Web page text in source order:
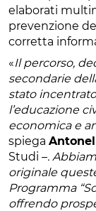
elaborati
prevenzione
corretta
«Il percorso,
secondarie
stato
l’educazione
economica e
spiega
Studi –.
originale
Programma
offrendo